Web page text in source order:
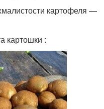
картофеля —
картошки :